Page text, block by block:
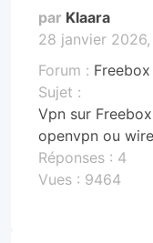
par Klaara
28 janvier 2026,
Forum :
Sujet :
Vpn sur
openvpn ou
Réponses : 4
Vues : 9464